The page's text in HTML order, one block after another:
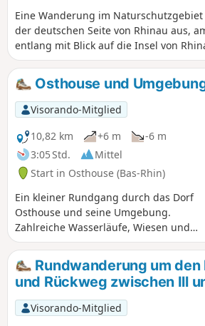
Eine Wanderung im
der deutschen Seite von Rhinau aus,
entlang mit Blick auf die Insel von
kleinen Abstecher zum Europa-Park
um ein tausend Hektar großes
französischen Gemeinde Rhinau auf
ha Wald und 350 ha Wiesen oder
Glück, Rehe, Schwäne und Reiher zu
Osthouse und
Visorando-Mitglied
10,82 km
+6 m
-6 m
3:05 Std.
Mittel
Start in Osthouse (Bas-Rhin)
Ein kleiner Rundgang durch das Dorf
Osthouse und seine Umgebung.
Zahlreiche Wasserläufe, Wiesen und
schattige Wälder verschönern Ihre
Wanderung. Das Schloss und die
sind ebenfalls einen Abstecher wert.
Rundwanderung um
und Rückweg zwischen Ill
Visorando-Mitglied